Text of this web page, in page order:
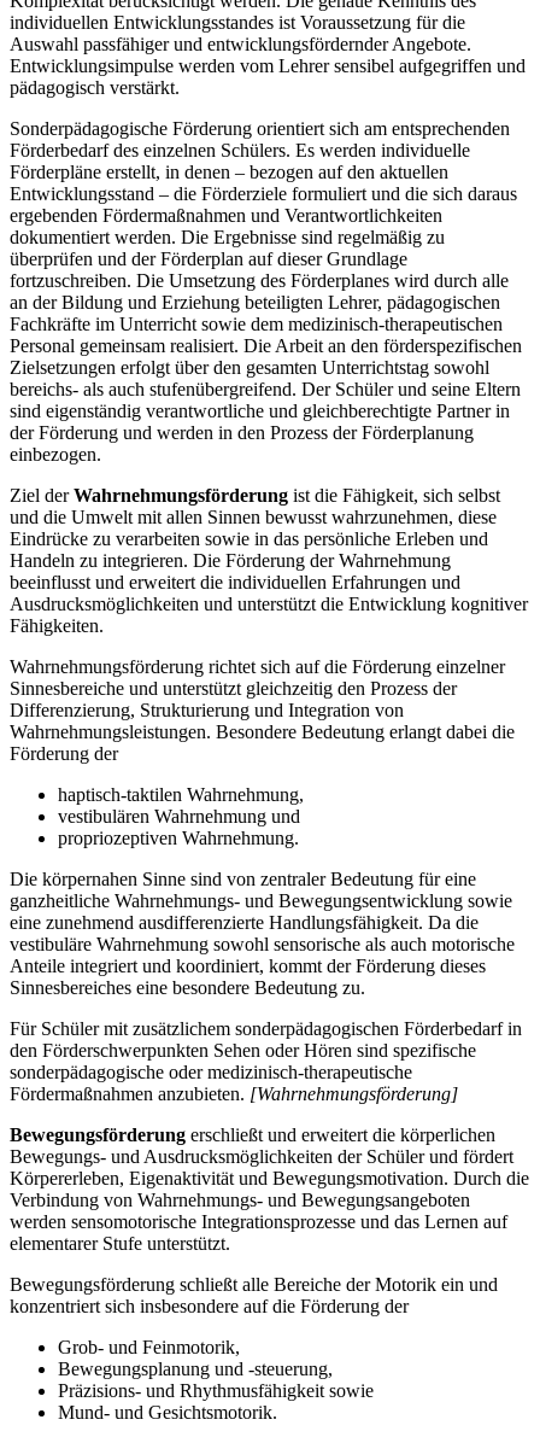
individuellen Entwicklungsstandes ist Voraussetzung für die
Auswahl passfähiger und entwicklungsfördernder Angebote.
Entwicklungsimpulse werden vom Lehrer sensibel aufgegriffen und
pädagogisch verstärkt.
Sonderpädagogische Förderung orientiert sich am entsprechenden
Förderbedarf des einzelnen Schülers. Es werden individuelle
Förderpläne erstellt, in denen – bezogen auf den aktuellen
Entwicklungsstand – die Förderziele formuliert und die sich daraus
ergebenden Fördermaßnahmen und Verantwortlichkeiten
dokumentiert werden. Die Ergebnisse sind regelmäßig zu
überprüfen und der Förderplan auf dieser Grundlage
fortzuschreiben. Die Umsetzung des Förderplanes wird durch alle
an der Bildung und Erziehung beteiligten Lehrer, pädagogischen
Fachkräfte im Unterricht sowie dem medizinisch-therapeutischen
Personal gemeinsam realisiert. Die Arbeit an den förderspezifischen
Zielsetzungen erfolgt über den gesamten Unterrichtstag sowohl
bereichs- als auch stufenübergreifend. Der Schüler und seine Eltern
sind eigenständig verantwortliche und gleichberechtigte Partner in
der Förderung und werden in den Prozess der Förderplanung
einbezogen.
Ziel derWahrnehmungsförderung ist die Fähigkeit, sich selbst
und die Umwelt mit allen Sinnen bewusst wahrzunehmen, diese
Eindrücke zu verarbeiten sowie in das persönliche Erleben und
Handeln zu integrieren. Die Förderung der Wahrnehmung
beeinflusst und erweitert die individuellen Erfahrungen und
Ausdrucksmöglichkeiten und unterstützt die Entwicklung kognitiver
Fähigkeiten.
Wahrnehmungsförderung richtet sich auf die Förderung einzelner
Sinnesbereiche und unterstützt gleichzeitig den Prozess der
Differenzierung, Strukturierung und Integration von
Wahrnehmungsleistungen. Besondere Bedeutung erlangt dabei die
Förderung der
haptisch-taktilen Wahrnehmung,
vestibulären Wahrnehmung und
propriozeptiven Wahrnehmung.
Die körpernahen Sinne sind von zentraler Bedeutung für eine
ganzheitliche Wahrnehmungs- und Bewegungsentwicklung sowie
eine zunehmend ausdifferenzierte Handlungsfähigkeit. Da die
vestibuläre Wahrnehmung sowohl sensorische als auch motorische
Anteile integriert und koordiniert, kommt der Förderung dieses
Sinnesbereiches eine besondere Bedeutung zu.
Für Schüler mit zusätzlichem sonderpädagogischen Förderbedarf in
den Förderschwerpunkten Sehen oder Hören sind spezifische
sonderpädagogische oder medizinisch-therapeutische
Fördermaßnahmen anzubieten. [Wahrnehmungsförderung]
Bewegungsförderung erschließt und erweitert die körperlichen
Bewegungs- und Ausdrucksmöglichkeiten der Schüler und fördert
Körpererleben, Eigenaktivität und Bewegungsmotivation. Durch die
Verbindung von Wahrnehmungs- und Bewegungsangeboten
werden sensomotorische Integrationsprozesse und das Lernen auf
elementarer Stufe unterstützt.
Bewegungsförderung schließt alle Bereiche der Motorik ein und
konzentriert sich insbesondere auf die Förderung der
Grob- und Feinmotorik,
Bewegungsplanung und -steuerung,
Präzisions- und Rhythmusfähigkeit sowie
Mund- und Gesichtsmotorik.